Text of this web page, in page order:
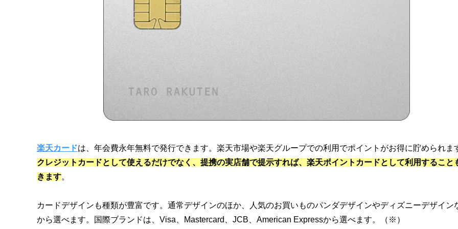
楽天カードは、年会費永年無料で発行できます。楽天市場や楽天グループでの利用でポイントがお得に貯められま
クレジットカードとして使えるだけでなく、提携の実店舗で提示すれば、楽天ポイントカードとして利用すること
きます。
カードデザインも種類が豊富です。通常デザインのほか、人気のお買いものパンダデザインやディズニーデザイン
から選べます。国際ブランドは、Visa、Mastercard、JCB、American Expressから選べます。（※）